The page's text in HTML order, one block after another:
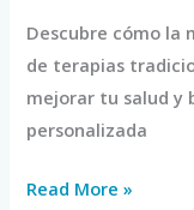
Descubre cómo la
de terapias
mejorar tu salud y
personalizada
Read More »